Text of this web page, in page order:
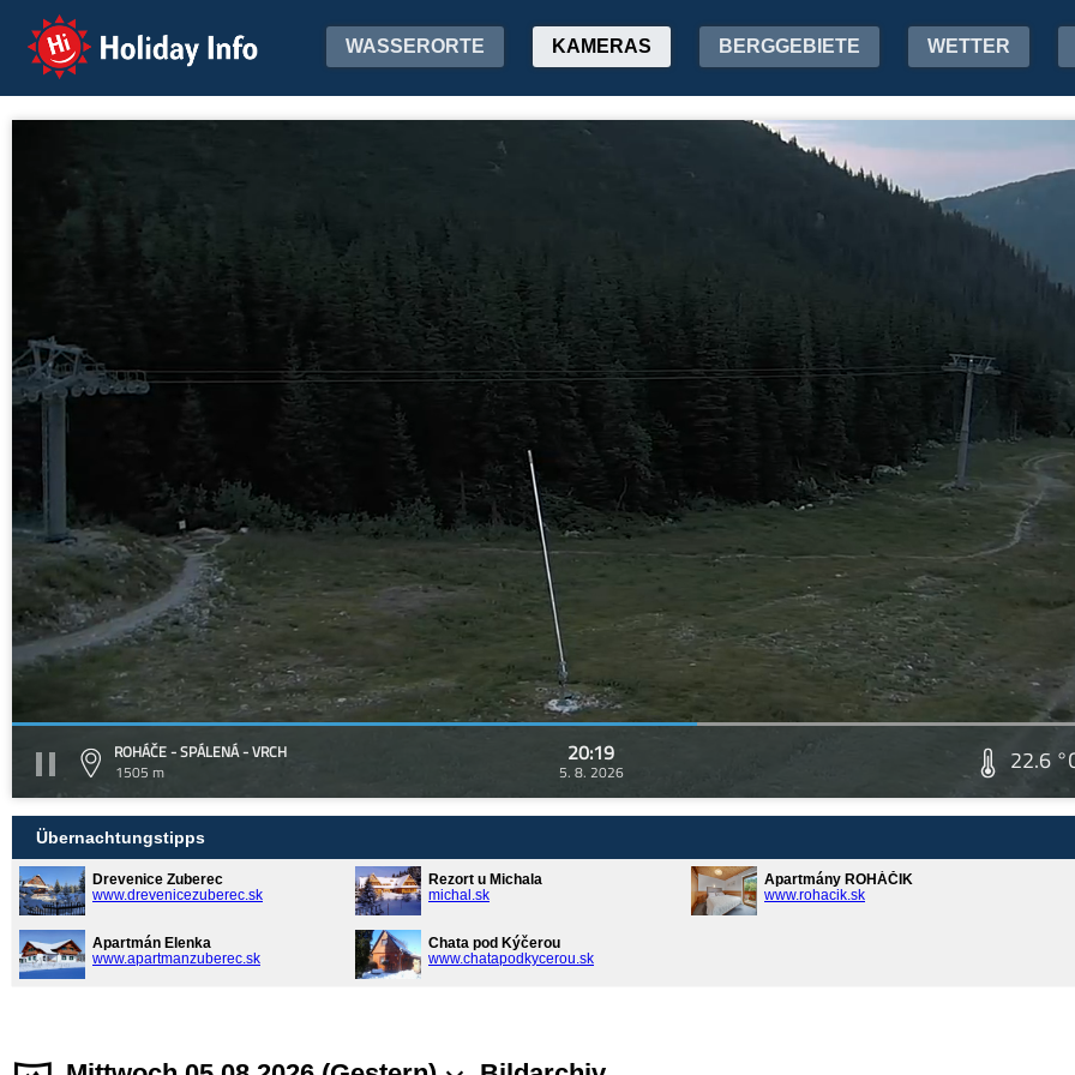
Holiday Info WASSERORTE KAMERAS BERGGEBIETE WETTER
ROHÁČE - SPÁLENÁ - VRCH
1505 m
20:19
5. 8. 2026 22.6
Übernachtungstipps
Drevenice Zuberec
www.drevenicezuberec.sk
Rezort u Michala
michal.sk
Apartmány ROHÁČIK
www.rohacik.sk
Apartmán Elenka
www.apartmanzuberec.sk
Chata pod Kýčerou
www.chatapodkycerou.sk